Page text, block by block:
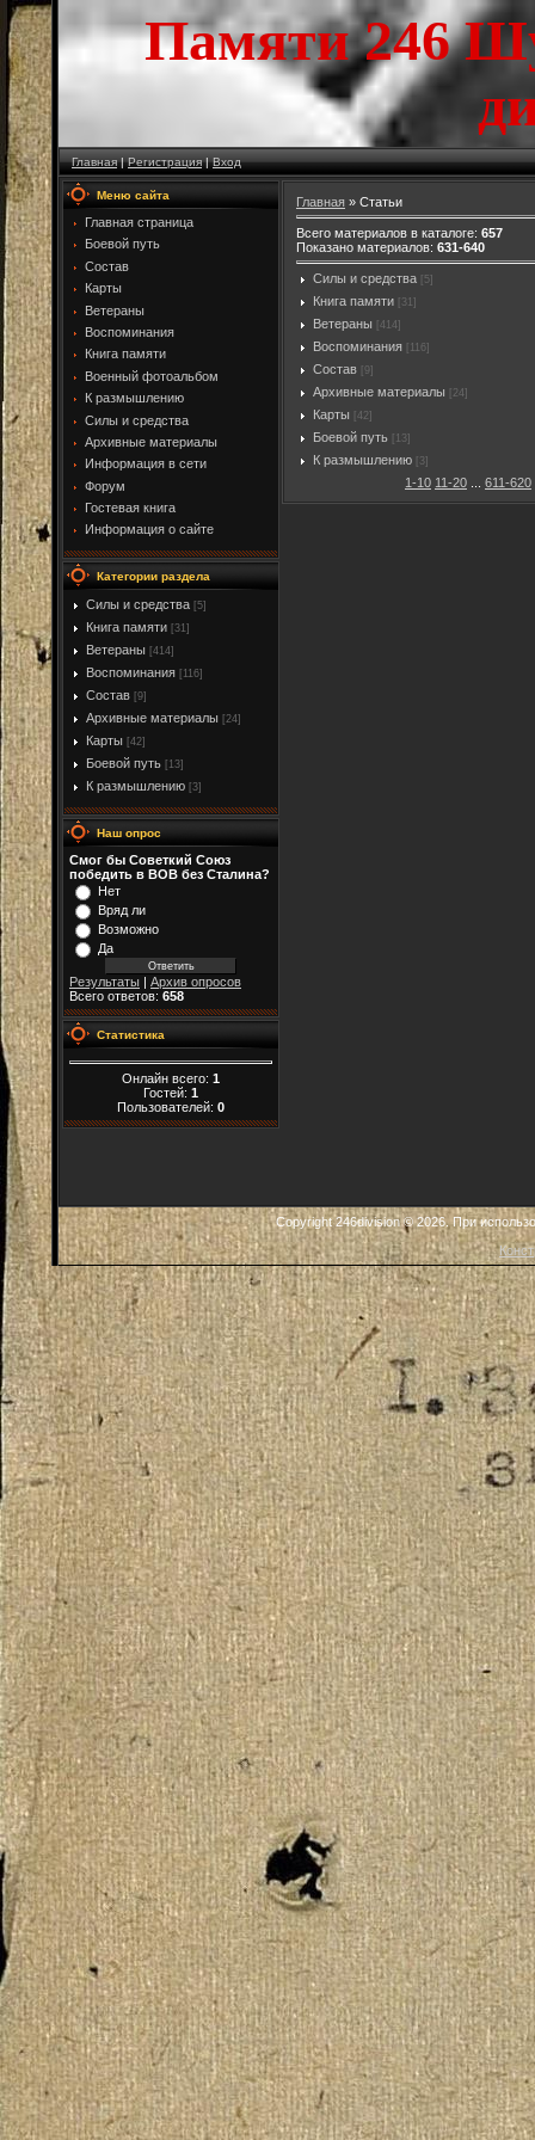
Памяти 246
Главная|Регистрация|Вход
Меню сайта
Главная страница
Боевой путь
Состав
Карты
Ветераны
Воспоминания
Книга памяти
Военный фотоальбом
К размышлению
Силы и средства
Архивные материалы
Информация в сети
Форум
Гостевая книга
Информация о сайте
Категории раздела
Силы и средства [5]
Книга памяти [31]
Ветераны [414]
Воспоминания [116]
Состав [9]
Архивные материалы [24]
Карты [42]
Боевой путь [13]
К размышлению [3]
Наш опрос
Смог бы Советкий Союз
победить в ВОВ без Сталина?
Нет
Вряд ли
Возможно
Да
Результаты | Архив опросов
Всего ответов: 658
Статистика
Онлайн всего: 1
Гостей: 1
Пользователей: 0
Главная » Статьи
Всего материалов в каталоге: 657
Показано материалов: 631-640
Силы и средства [5]
Книга памяти [31]
Ветераны [414]
Воспоминания [116]
Состав [9]
Архивные материалы [24]
Карты [42]
Боевой путь [13]
К размышлению [3]
1-10 11-20 611-620
Copyright 246division © 2026. При